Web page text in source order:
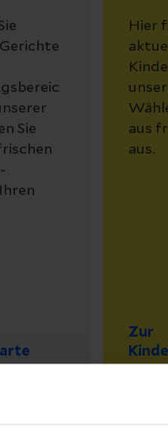
Sie
Hier
aus
aus.
Zur